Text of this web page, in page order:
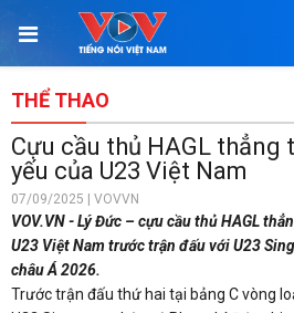
THỂ THAO
Cựu cầu thủ HAGL thẳng
yếu của U23 Việt Nam
07/09/2025 | VOVVN
VOV.VN - Lý Đức – cựu cầu thủ HAGL
U23 Việt Nam trước trận đấu với U23
châu Á 2026.
Trước trận đấu thứ hai tại bảng C vòng